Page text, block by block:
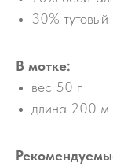
30% тутовый
В мотке:
вес 50 г
длина 200 м